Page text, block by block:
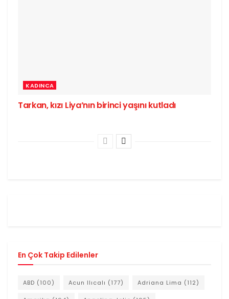
KADINCA
Tarkan, kızı Liya’nın birinci yaşını kutladı
En Çok Takip Edilenler
ABD (100) Acun Ilıcalı (177) Adriana Lima (112)